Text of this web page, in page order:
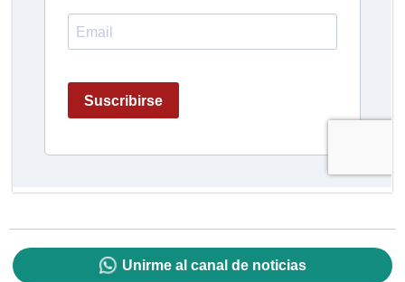
Unirme al canal de noticias